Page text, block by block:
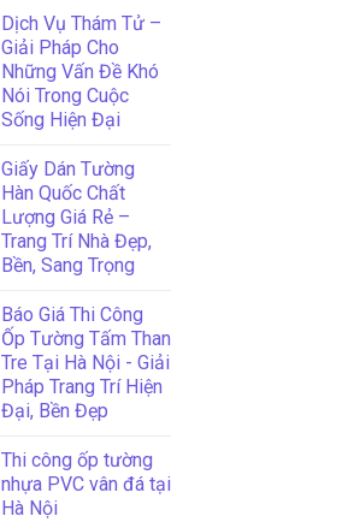
Dịch Vụ Thám Tử –
Giải Pháp Cho
Những Vấn Đề Khó
Nói Trong Cuộc
Sống Hiện Đại
Giấy Dán Tường
Hàn Quốc Chất
Lượng Giá Rẻ –
Trang Trí Nhà Đẹp,
Bền, Sang Trọng
Báo Giá Thi Công
Ốp Tường Tấm Than
Tre Tại Hà Nội - Giải
Pháp Trang Trí Hiện
Đại, Bền Đẹp
Thi công ốp tường
nhựa PVC vân đá tại
Hà Nội